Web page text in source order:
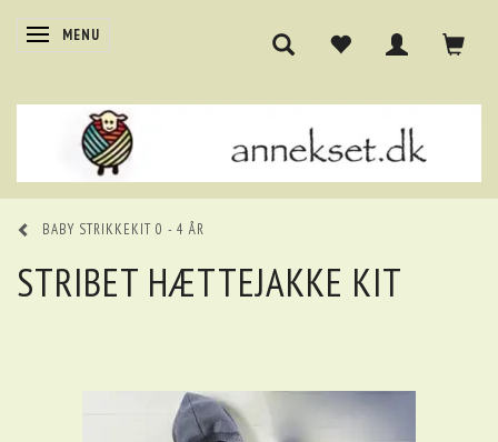
SKIFTE NAVIGATION
MENU
BABY STRIKKEKIT 0 - 4 ÅR
STRIBET HÆTTEJAKKE KIT